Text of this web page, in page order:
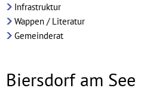
Ortsgemeinde
Biersdorf
See
Infrastruktur
Wappen / Literatur
Gemeinderat
Biersdorf am See